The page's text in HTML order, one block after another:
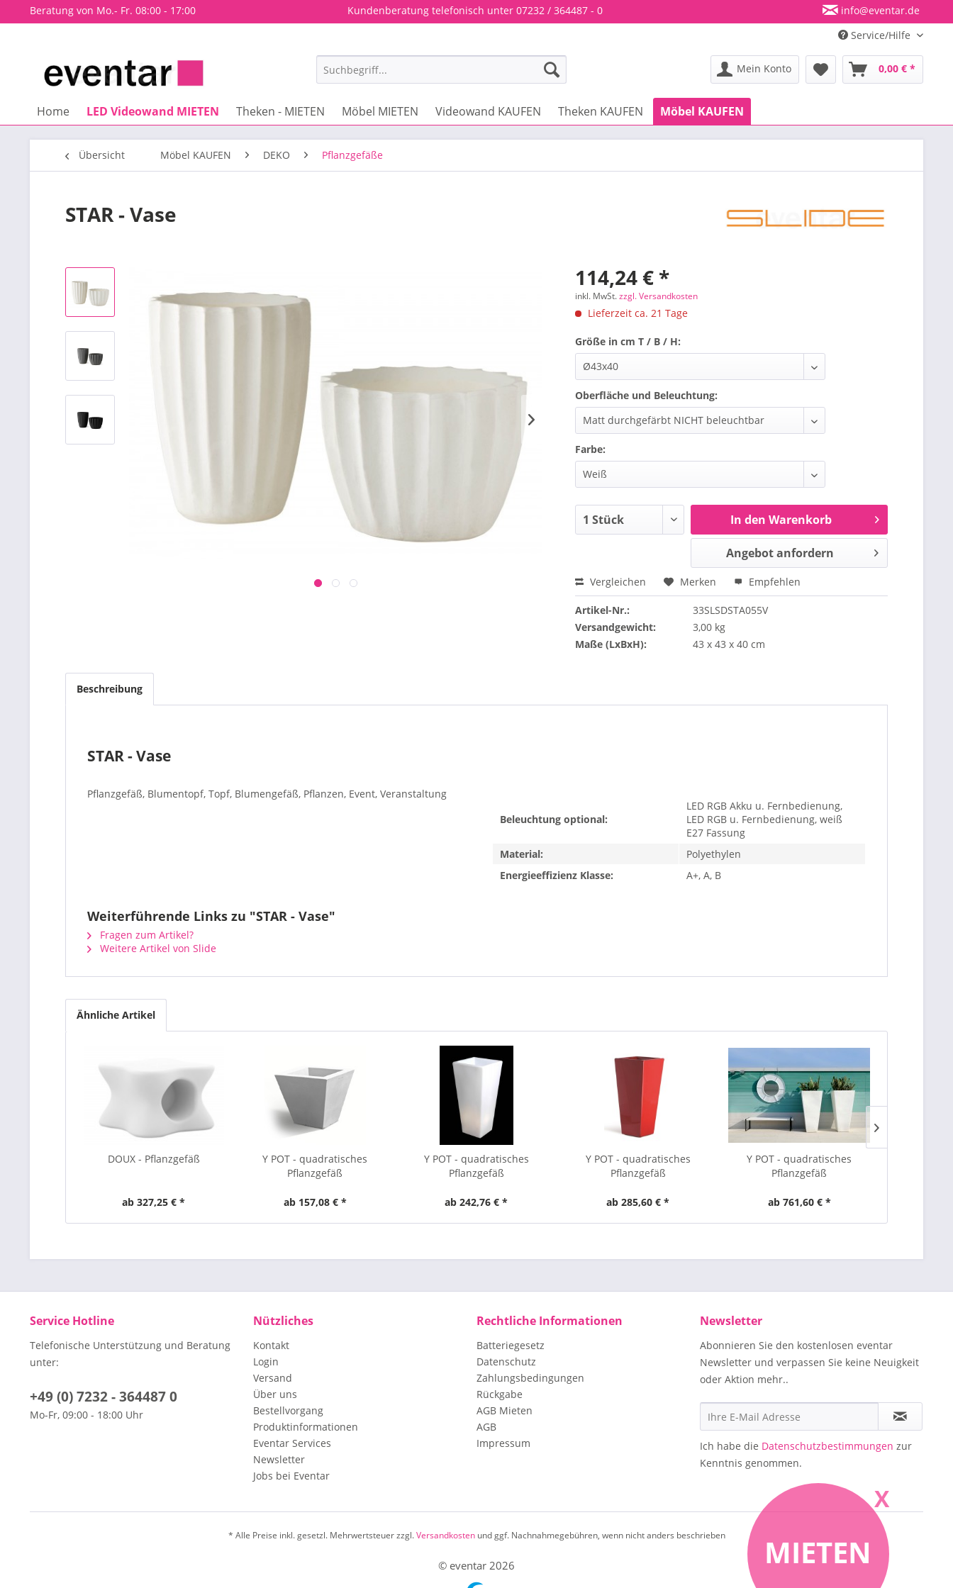
Beratung von Mo.- Fr. 08:00 - 17:00 Kundenberatung telefonisch unter 07232 / 364487 - 0
info@eventar.de
Service/Hilfe
Mein Konto 0,00 € *
Home LED Videowand MIETEN Theken - MIETEN Möbel MIETEN Videowand KAUFEN Theken KAUFEN Möbel KAUFEN
Übersicht Möbel KAUFEN DEKO Pflanzgefäße
STAR - Vase
114,24 € *
inkl. MwSt.zzgl. Versandkosten
Lieferzeit ca. 21 Tage
Größe in cm T / B / H:
Oberfläche und Beleuchtung:
Farbe:
In den Warenkorb
Angebot anfordern
Vergleichen Merken Empfehlen
Artikel-Nr.:
33SLSDSTA055V
Versandgewicht:
3,00 kg
Maße (LxBxH):
43 x 43 x 40 cm
Beschreibung
STAR - Vase
Pflanzgefäß, Blumentopf, Topf, Blumengefäß, Pflanzen, Event, Veranstaltung
Beleuchtung optional:
LED RGB Akku u. Fernbedienung,
LED RGB u. Fernbedienung, weiß
E27 Fassung
Material:
Polyethylen
Energieeffizienz Klasse:
A+, A, B
Weiterführende Links zu "STAR - Vase"
Fragen zum Artikel?
Weitere Artikel von Slide
Ähnliche Artikel
DOUX - Pflanzgefäß
ab 327,25 € *
Y POT - quadratisches
Pflanzgefäß
ab 157,08 € *
Y POT - quadratisches
Pflanzgefäß
ab 242,76 € *
Y POT - quadratisches
Pflanzgefäß
ab 285,60 € *
Y POT - quadratisches
Pflanzgefäß
ab 761,60 € *
Service Hotline
Telefonische Unterstützung und Beratung
unter:
+49 (0) 7232 - 364487 0
Mo-Fr, 09:00 - 18:00 Uhr
Nützliches
Kontakt
Login
Versand
Über uns
Bestellvorgang
Produktinformationen
Eventar Services
Newsletter
Jobs bei Eventar
Rechtliche Informationen
Batteriegesetz
Datenschutz
Zahlungsbedingungen
Rückgabe
AGB Mieten
AGB
Impressum
Newsletter
Abonnieren Sie den kostenlosen eventar
Newsletter und verpassen Sie keine Neuigkeit
oder Aktion mehr..
Ich habe die Datenschutzbestimmungen zur
Kenntnis genommen.
* Alle Preise inkl. gesetzl. Mehrwertsteuer zzgl.Versandkostenund ggf. Nachnahmegebühren, wenn nicht anders beschrieben
© eventar 2026 MIETEN
X